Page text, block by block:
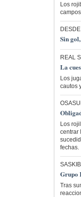
Los
Sin
REAL
La
Los
cautos
Los
centrar
fechas.
Grupo
Tras